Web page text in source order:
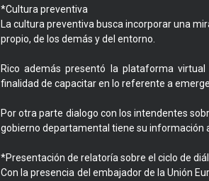
*Cultura preventiva
La cultura preventiva busca incorporar una
propio, de los demás y del entorno.
Rico además presentó la plataforma
finalidad de capacitar en lo referente a
Por otra parte dialogo con los intendentes
gobierno departamental tiene su información
*Presentación de relatoría sobre el ciclo de
Con la presencia del embajador de la Unión